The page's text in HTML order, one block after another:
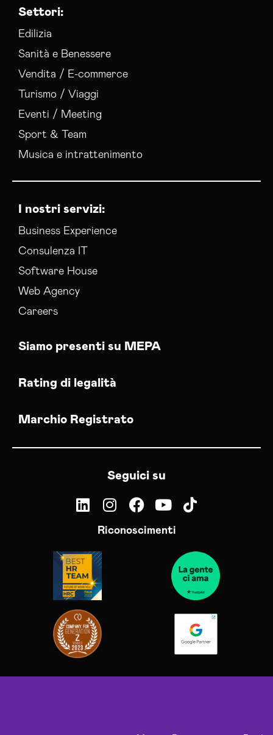
Settori:
Edilizia
Sanità e Benessere
Vendita / E-commerce
Turismo / Viaggi
Eventi / Meeting
Sport & Team
Musica e intrattenimento
I nostri servizi:
Business Experience
Consulenza IT
Software House
Web Agency
Careers
Siamo presenti su MEPA
Rating di legalità
Marchio Registrato
Seguici su
Riconoscimenti